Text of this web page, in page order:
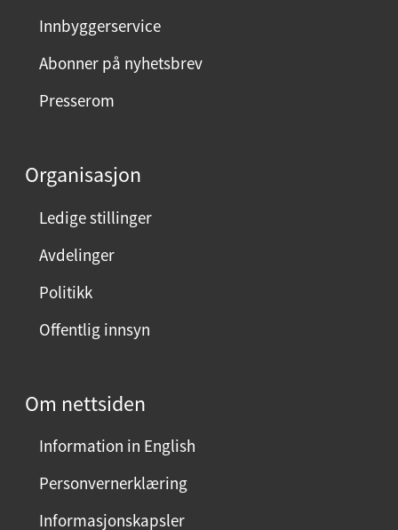
Innbyggerservice
Abonner på nyhetsbrev
Presserom
Organisasjon
Ledige stillinger
Avdelinger
Politikk
Offentlig innsyn
Om nettsiden
Information in English
Personvernerklæring
Informasjonskapsler